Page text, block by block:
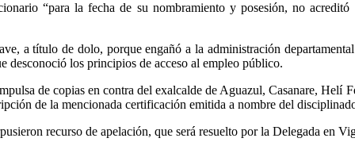
“para la fecha de su nombramiento y posesión, no
a título de dolo, porque engañó a la administración
los principios de acceso al empleo público.
de copias en contra del exalcalde de Aguazul, Casanare, Helí
de la mencionada certificación emitida a nombre del
recurso de apelación, que será resuelto por la Delegada en